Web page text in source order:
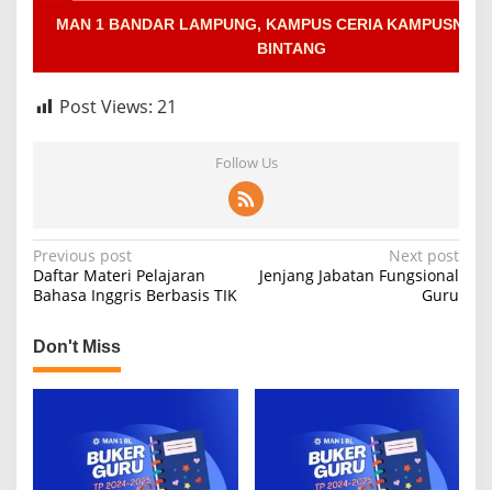
MAN 1 BANDAR LAMPUNG, KAMPUS CERIA KAMPUSNYA
BINTANG
Post Views: 21
Follow Us
P
o
t
n
Previous post
Daftar Materi Pelajaran
Bahasa Inggris Berbasis TIK
Next post
Jenjang Jabatan Fungsional
Guru
Don't Miss